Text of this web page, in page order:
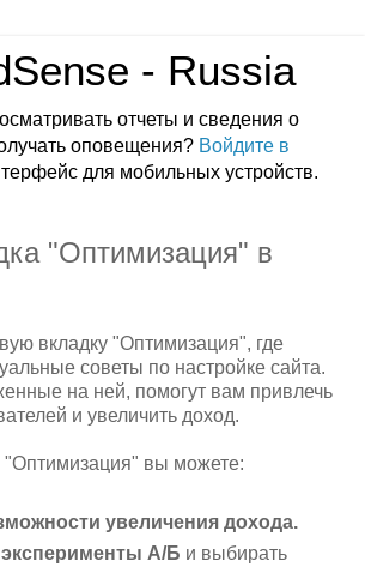
- Russia
отчеты и сведения о
оповещения? Войдите в
для мобильных устройств.
"Оптимизация" в
вкладку "Оптимизация", где
советы по настройке сайта.
на ней, помогут вам привлечь
и увеличить доход.
"Оптимизация" вы можете:
увеличения дохода.
А/Б и выбирать